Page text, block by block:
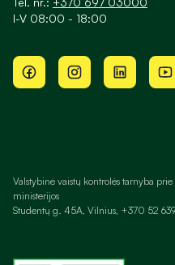
I-V 08:00 - 18:00
Valstybinė vaistų kontrolės tarnyba
ministerijos
Studentų g. 45A, Vilnius, +370 52